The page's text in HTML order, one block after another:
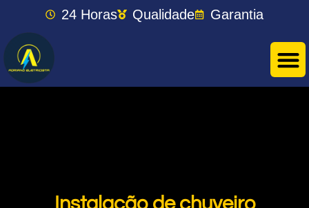
24 Horas Qualidade Garantia
Instalação de chuveiro